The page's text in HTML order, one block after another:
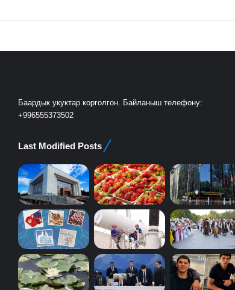
Баардык укуктар корголгон. Байланыш телефону:
+996555373502
Last Modified Posts